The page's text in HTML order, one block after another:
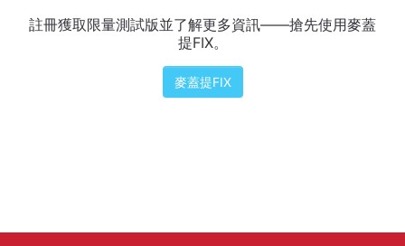
註冊獲取限量測試版並了解更多資訊——搶先使用麥蓋
提FIX。
麥蓋提FIX